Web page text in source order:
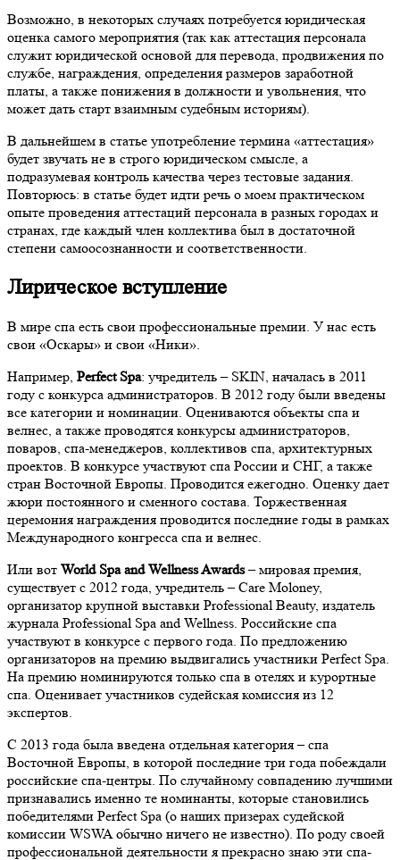
Возможно, в некоторых случаях потребуется юридическая
оценка самого мероприятия (так как аттестация персонала
служит юридической основой для перевода, продвижения по
службе, награждения, определения размеров заработной
платы, а также понижения в должности и увольнения, что
может дать старт взаимным судебным историям).
В дальнейшем в статье употребление термина «аттестация»
будет звучать не в строго юридическом смысле, а
подразумевая контроль качества через тестовые задания.
Повторюсь: в статье будет идти речь о моем практическом
опыте проведения аттестаций персонала в разных городах и
странах, где каждый член коллектива был в достаточной
степени самоосознанности и соответственности.
Лирическое вступление
В мире спа есть свои профессиональные премии. У нас есть
свои «Оскары» и свои «Ники».
Например, Perfect Spa: учредитель – SKIN, началась в 2011
году с конкурса администраторов. В 2012 году были введены
все категории и номинации. Оцениваются объекты спа и
велнес, а также проводятся конкурсы администраторов,
поваров, спа-менеджеров, коллективов спа, архитектурных
проектов. В конкурсе участвуют спа России и СНГ, а также
стран Восточной Европы. Проводится ежегодно. Оценку дает
жюри постоянного и сменного состава. Торжественная
церемония награждения проводится последние годы в рамках
Международного конгресса спа и велнес.
Или вот World Spa and Wellness Awards– мировая премия,
существует с 2012 года, учредитель – Care Moloney,
организатор крупной выставки Professional Beauty, издатель
журнала Professional Spa and Wellness. Российские спа
участвуют в конкурсе с первого года. По предложению
организаторов на премию выдвигались участники Perfect Spa.
На премию номинируются только спа в отелях и курортные
спа. Оценивает участников судейская комиссия из 12
экспертов.
С 2013 года была введена отдельная категория – спа
Восточной Европы, в которой последние три года побеждали
российские спа-центры. По случайному совпадению лучшими
признавались именно те номинанты, которые становились
победителями Perfect Spa (о наших призерах судейской
комиссии WSWA обычно ничего не известно). По роду своей
профессиональной деятельности я прекрасно знаю эти спа-